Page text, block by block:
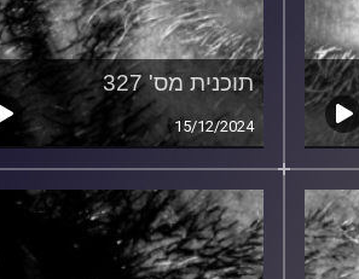
תוכנית מס' 327
15/12/2024